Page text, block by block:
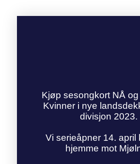
Kjøp sesongkort NÅ
Kvinner i nye
divisjon 2023.
Vi serieåpner 14. april
hjemme mot